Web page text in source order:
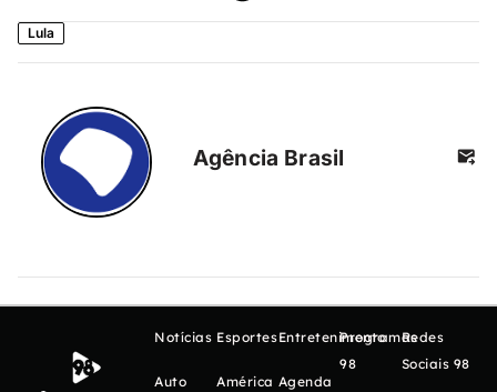
Lula
Agência Brasil
Notícias
Auto
Esportes
América
Entretenimento
Agenda
Programas
98
Redes
Sociais 98